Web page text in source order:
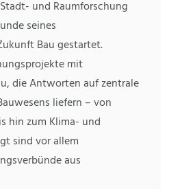
und Raumforschung
seines
Bau gestartet.
mit
die Antworten auf zentrale
liefern – von
hin zum Klima- und
sind vor allem
aus